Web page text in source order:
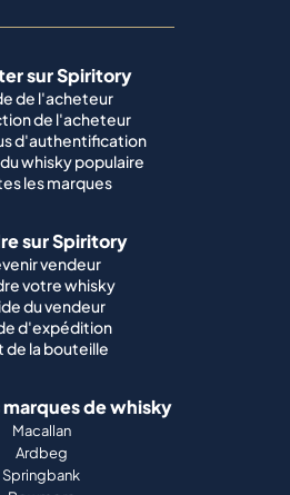
sur Spiritory
de l'acheteur
de l'acheteur
d'authentification
whisky populaire
les marques
sur Spiritory
vendeur
votre whisky
du vendeur
d'expédition
de la bouteille
de whisky
Macallan
Ardbeg
Springbank